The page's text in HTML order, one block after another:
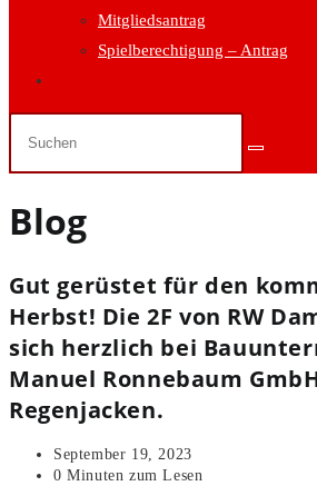
Mitgliedsantrag
Spielberechtigung – Antrag
Suche
umschalten
Blog
Gut gerüstet für den
Herbst! Die 2F von RW
sich herzlich bei
Manuel Ronnebaum
Regenjacken.
Beitrag
veröffentlicht:
September 19, 2023
Lesedauer:
0 Minuten zum Lesen